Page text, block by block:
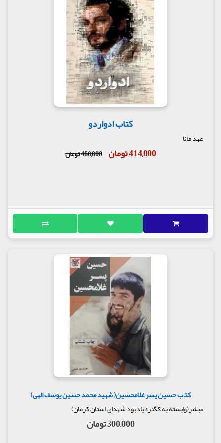
کتاب ادواردو
عهد مانا
414,000 تومان 460,000 تومان
کتاب حسین پسر غلامحسین( شهید محمد حسین یوسف الهی)
مبشر(وابسته به کگنره یادبود شهدای استان کرمان)
300,000 تومان